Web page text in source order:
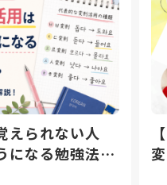
えられない人
になる勉強法と